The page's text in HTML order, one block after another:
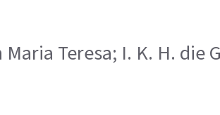
Teresa; I. K. H.